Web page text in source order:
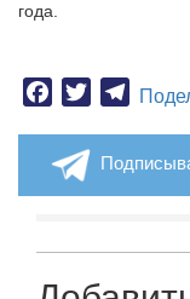
года.
Facebook
Twitter